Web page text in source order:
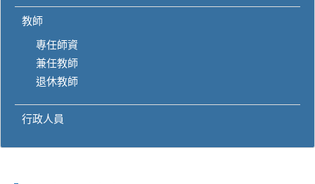
教師
專任師資
兼任教師
退休教師
行政人員